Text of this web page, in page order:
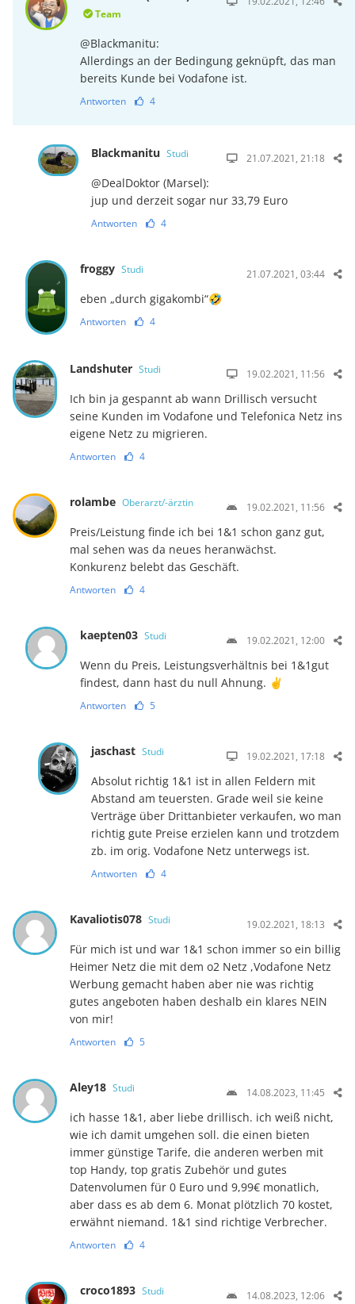
Team
@Blackmanitu:
Allerdings an der Bedingung geknüpft, das man
bereits Kunde bei Vodafone ist.
Antworten 4
Blackmanitu Studi 21.07.2021, 21:18
@DealDoktor (Marsel):
jup und derzeit sogar nur 33,79 Euro
Antworten 4
froggy Studi 21.07.2021, 03:44
eben „durch gigakombi“🤣
Antworten 4
Landshuter Studi 19.02.2021, 11:56
Ich bin ja gespannt ab wann Drillisch versucht
seine Kunden im Vodafone und Telefonica Netz ins
eigene Netz zu migrieren.
Antworten 4
rolambe Oberarzt/-ärztin 19.02.2021, 11:56
Preis/Leistung finde ich bei 1&1 schon ganz gut,
mal sehen was da neues heranwächst.
Konkurenz belebt das Geschäft.
Antworten 4
kaepten03 Studi 19.02.2021, 12:00
Wenn du Preis, Leistungsverhältnis bei 1&1gut
findest, dann hast du null Ahnung. ✌️
Antworten 5
jaschast Studi 19.02.2021, 17:18
Absolut richtig 1&1 ist in allen Feldern mit
Abstand am teuersten. Grade weil sie keine
Verträge über Drittanbieter verkaufen, wo man
richtig gute Preise erzielen kann und trotzdem
zb. im orig. Vodafone Netz unterwegs ist.
Antworten 4
Kavaliotis078 Studi 19.02.2021, 18:13
Für mich ist und war 1&1 schon immer so ein billig
Heimer Netz die mit dem o2 Netz ,Vodafone Netz
Werbung gemacht haben aber nie was richtig
gutes angeboten haben deshalb ein klares NEIN
von mir!
Antworten 5
Aley18 Studi 14.08.2023, 11:45
ich hasse 1&1, aber liebe drillisch. ich weiß nicht,
wie ich damit umgehen soll. die einen bieten
immer günstige Tarife, die anderen werben mit
top Handy, top gratis Zubehör und gutes
Datenvolumen für 0 Euro und 9,99€ monatlich,
aber dass es ab dem 6. Monat plötzlich 70 kostet,
erwähnt niemand. 1&1 sind richtige Verbrecher.
Antworten 4
croco1893 Studi 14.08.2023, 12:06